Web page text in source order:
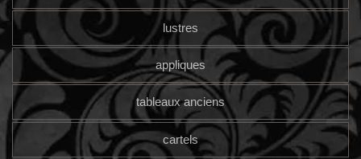
lustres
appliques
tableaux anciens
cartels